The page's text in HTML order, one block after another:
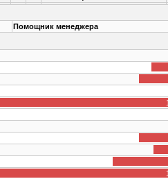
Помощник менеджера